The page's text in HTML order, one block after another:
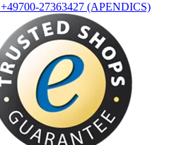
+49700-27363427 (APENDICS)